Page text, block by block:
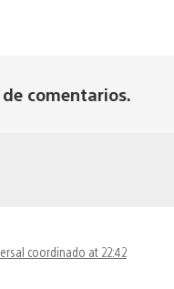
comentarios.
coordinado at 22:42